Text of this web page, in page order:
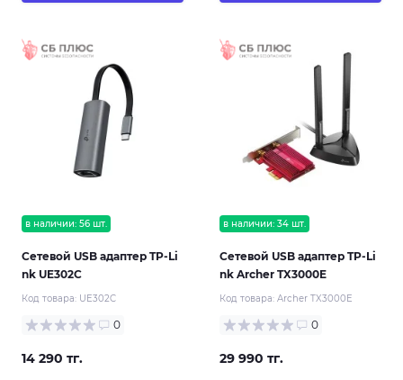
в наличии: 56 шт.
Сетевой USB адаптер TP-Li
nk UE302C
Код товара: UE302C
0
14 290 тг.
в наличии: 34 шт.
Сетевой USB адаптер TP-Li
nk Archer TX3000E
Код товара: Archer TX3000E
0
29 990 тг.